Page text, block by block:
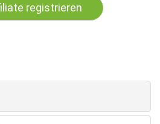
registrieren